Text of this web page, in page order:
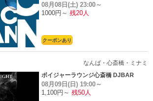
08月08日(土) 23:00～
1000円～ 残20人
クーポンあり
なんば・心斎橋・ミナミ
ボイジャーラウンジ心斎橋 DJBAR
08月09日(日) 19:00～
1,100円～ 残50人